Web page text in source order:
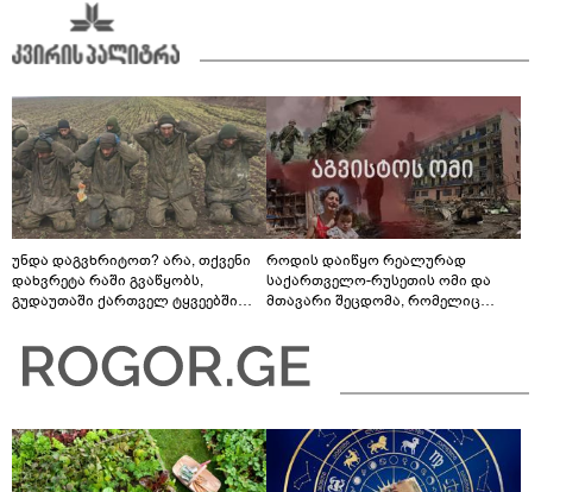
უნდა დაგვხრიტოთ? არა, თქვენი
დახვრეტა რაში გვაწყობს,
გუდაუთაში ქართველ ტყვეებში
როდის დაიწყო რეალურად
საქართველო-რუსეთის ომი და
მთავარი შეცდომა, რომელიც